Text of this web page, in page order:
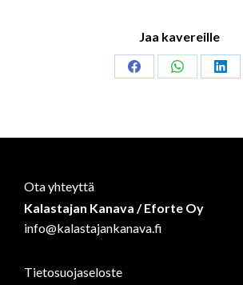
Jaa kavereille
Share
Share
Share
Ota yhteyttä
Kalastajan Kanava / Eforte Oy
info@kalastajankanava.fi
Tietosuojaseloste